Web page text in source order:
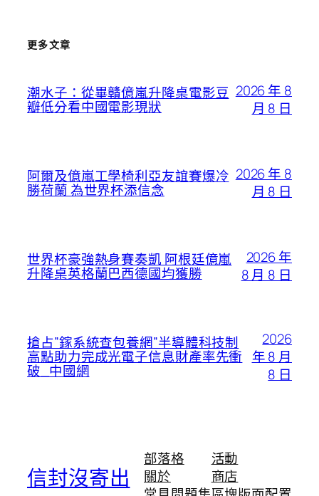
更多文章
潮水子：從畢贛億嵐升降桌電影豆
瓣低分看中國電影現狀
2026 年 8
月 8 日
阿爾及億嵐工學椅利亞友誼賽爆冷
勝荷蘭 為世界杯添信念
2026 年 8
月 8 日
世界杯豪強熱身賽奏凱 阿根廷億嵐
升降桌英格蘭巴西德國均獲勝
2026 年
8 月 8 日
搶占”鎵系統查包養網”半導體科技制
高點助力完成光電子信息財產率先衝
破_中國網
2026
年 8 月
8 日
信封沒寄出
部落格
關於
活動
商店